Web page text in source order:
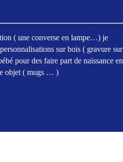
( une converse en lampe…) je
sur bois ( gravure sur
pour des faire part de naissance en
objet ( mugs … )